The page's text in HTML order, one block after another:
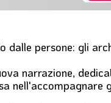
dalle persone: gli
narrazione,
nell'accompagnare